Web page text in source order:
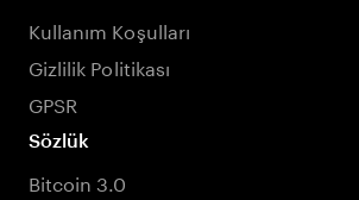
Kullanım Koşulları
Gizlilik Politikası
GPSR
Sözlük
Bitcoin 3.0